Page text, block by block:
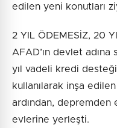
edilen yeni konutları
2 YIL ÖDEMESİZ, 20
AFAD’ın devlet adına
yıl vadeli kredi
kullanılarak inşa
ardından, depremden
evlerine yerleşti.